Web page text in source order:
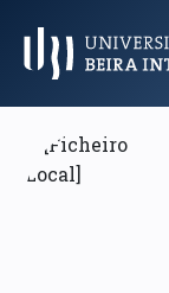
Menu